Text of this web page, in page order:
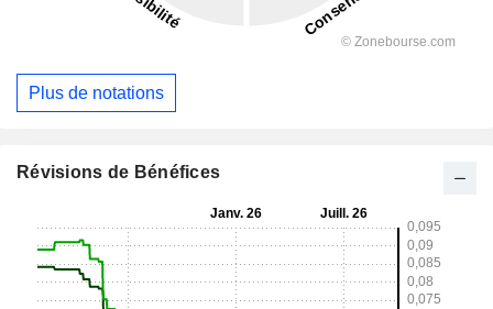
Plus de notations
Révisions de Bénéfices